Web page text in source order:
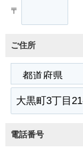
〒
ご住所
電話番号